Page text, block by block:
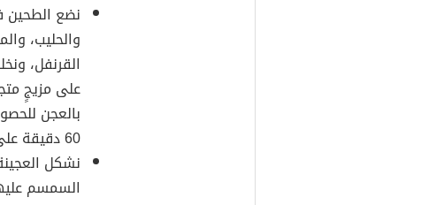
نضع الطحين
والحليب،
القرنفل،
على مزيجٍ
بالعجن
60 دقيقة على الأقل.
نشكل
السمسم